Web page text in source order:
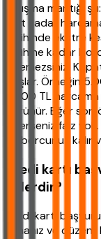
Çalışma mantığı
limit kadar
tarihinde ekstre
tarihine kadar
ödemezsiniz.
başlar. Örneğin
3.000 TL
görünür. Eğer
öderseniz faiz
TL borcunuz kalır
Kredi kartı
nelerdir?
Kredi kartı
olmanız ve